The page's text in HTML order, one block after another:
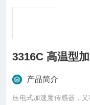
3316C 高温型
产品简介
压电式加速度传感器，